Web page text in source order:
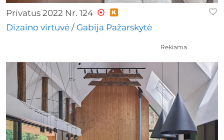
Privatus 2022 Nr. 124
Dizaino virtuvė / Gabija Pažarskytė
Reklama